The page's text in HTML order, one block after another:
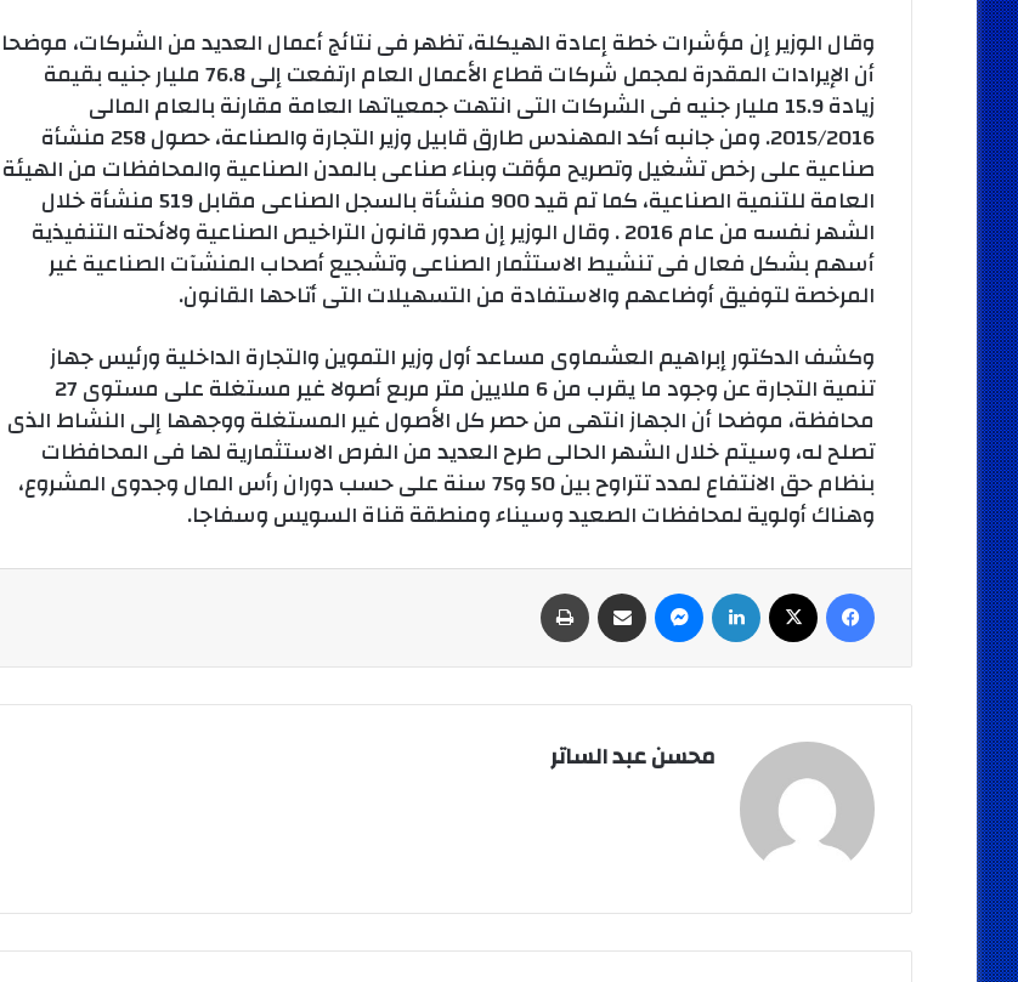
وقال الوزير إن مؤشرات خطة إعادة الهيكلة، تظهر فى نتائج أعمال العديد من الشركات، موضحا
أن الإيرادات المقدرة لمجمل شركات قطاع الأعمال العام ارتفعت إلى 76.8 مليار جنيه بقيمة
زيادة 15.9 مليار جنيه فى الشركات التى انتهت جمعياتها العامة مقارنة بالعام المالى
2015/2016. ومن جانبه أكد المهندس طارق قابيل وزير التجارة والصناعة، حصول 258 منشأة
صناعية على رخص تشغيل وتصريح مؤقت وبناء صناعى بالمدن الصناعية والمحافظات من الهيئة
العامة للتنمية الصناعية، كما تم قيد 900 منشأة بالسجل الصناعى مقابل 519 منشأة خلال
الشهر نفسه من عام 2016 . وقال الوزير إن صدور قانون التراخيص الصناعية ولائحته التنفيذية
أسهم بشكل فعال فى تنشيط الاستثمار الصناعى وتشجيع أصحاب المنشآت الصناعية غير
المرخصة لتوفيق أوضاعهم والاستفادة من التسهيلات التى أتاحها القانون.
وكشف الدكتور إبراهيم العشماوى مساعد أول وزير التموين والتجارة الداخلية ورئيس جهاز
تنمية التجارة عن وجود ما يقرب من 6 ملايين متر مربع أصولا غير مستغلة على مستوى 27
محافظة، موضحا أن الجهاز انتهى من حصر كل الأصول غير المستغلة ووجهها إلى النشاط الذى
تصلح له، وسيتم خلال الشهر الحالى طرح العديد من الفرص الاستثمارية لها فى المحافظات
بنظام حق الانتفاع لمدد تتراوح بين 50 و75 سنة على حسب دوران رأس المال وجدوى المشروع،
وهناك أولوية لمحافظات الصعيد وسيناء ومنطقة قناة السويس وسفاجا.
فيسبوك لينكدإن ماسنجر مشاركة عبر البريد
محسن عبد الساتر